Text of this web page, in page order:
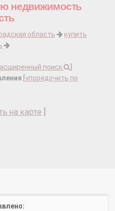
недвижимость
область
купить
поиск
упорядочить по
на карте